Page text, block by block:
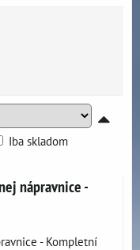
Iba skladom
nápravnice -
- Kompletní